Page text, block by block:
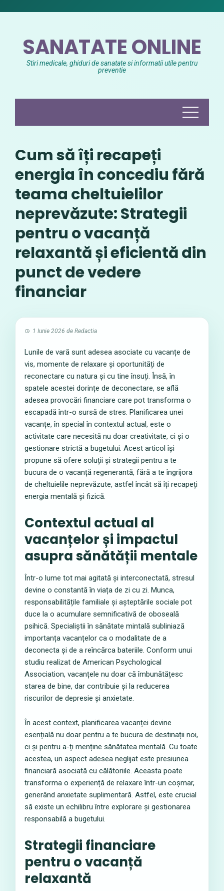
SANATATE ONLINE
Stiri medicale, ghiduri de sanatate si informatii utile pentru
preventie
Cum să îți recapeți
energia în concediu fără
teama cheltuielilor
neprevăzute: Strategii
pentru o vacanță
relaxantă și eficientă din
punct de vedere
financiar
1 Iunie 2026 de Redactia
Lunile de vară sunt adesea asociate cu vacanțe de
vis, momente de relaxare și oportunități de
reconectare cu natura și cu tine însuți. Însă, în
spatele acestei dorințe de deconectare, se află
adesea provocări financiare care pot transforma o
escapadă într-o sursă de stres. Planificarea unei
vacanțe, în special în contextul actual, este o
activitate care necesită nu doar creativitate, ci și o
gestionare strictă a bugetului. Acest articol își
propune să ofere soluții și strategii pentru a te
bucura de o vacanță regenerantă, fără a te îngrijora
de cheltuielile neprevăzute, astfel încât să îți recapeți
energia mentală și fizică.
Contextul actual al
vacanțelor și impactul
asupra sănătății mentale
Într-o lume tot mai agitată și interconectată, stresul
devine o constantă în viața de zi cu zi. Munca,
responsabilitățile familiale și așteptările sociale pot
duce la o acumulare semnificativă de oboseală
psihică. Specialiștii în sănătate mintală subliniază
importanța vacanțelor ca o modalitate de a
deconecta și de a reîncărca bateriile. Conform unui
studiu realizat de American Psychological
Association, vacanțele nu doar că îmbunătățesc
starea de bine, dar contribuie și la reducerea
riscurilor de depresie și anxietate.
În acest context, planificarea vacanței devine
esențială nu doar pentru a te bucura de destinații noi,
ci și pentru a-ți menține sănătatea mentală. Cu toate
acestea, un aspect adesea neglijat este presiunea
financiară asociată cu călătoriile. Aceasta poate
transforma o experiență de relaxare într-un coșmar,
generând anxietate suplimentară. Astfel, este crucial
să existe un echilibru între explorare și gestionarea
responsabilă a bugetului.
Strategii financiare
pentru o vacanță
relaxantă